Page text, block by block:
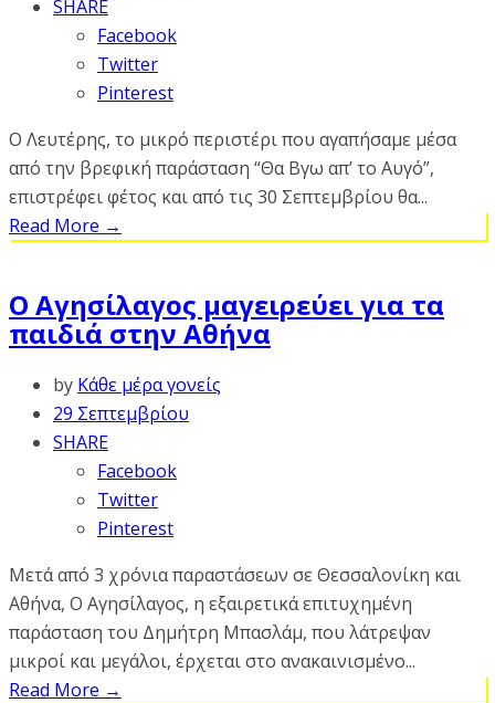
SHARE
Facebook
Twitter
Pinterest
Ο Λευτέρης, το μικρό περιστέρι που αγαπήσαμε μέσα
από την βρεφική παράσταση “Θα Βγω απ’ το Αυγό”,
επιστρέφει φέτος και από τις 30 Σεπτεμβρίου θα...
Read More →
Ο Αγησίλαγος μαγειρεύει για τα
παιδιά στην Αθήνα
by Κάθε μέρα γονείς
29 Σεπτεμβρίου
SHARE
Facebook
Twitter
Pinterest
Μετά από 3 χρόνια παραστάσεων σε Θεσσαλονίκη και
Αθήνα, Ο Αγησίλαγος, η εξαιρετικά επιτυχημένη
παράσταση του Δημήτρη Μπασλάμ, που λάτρεψαν
μικροί και μεγάλοι, έρχεται στο ανακαινισμένο...
Read More →